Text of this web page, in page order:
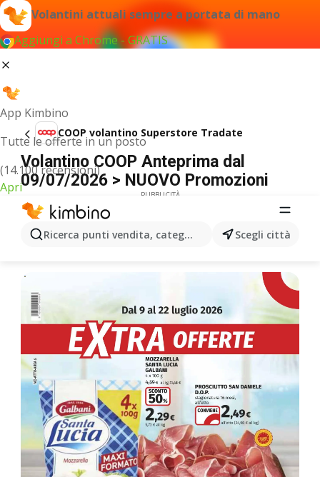
Volantini attuali sempre a portata di mano
Aggiungi a Chrome - GRATIS
App Kimbino
Tutte le offerte in un posto
(14.100 recensioni)
Apri
Ricerca punti vendita, categorie, prodotti...Scegli città
COOP volantino Superstore Tradate
Volantino COOP Anteprima dal
09/07/2026 > NUOVO Promozioni
PUBBLICITÀ